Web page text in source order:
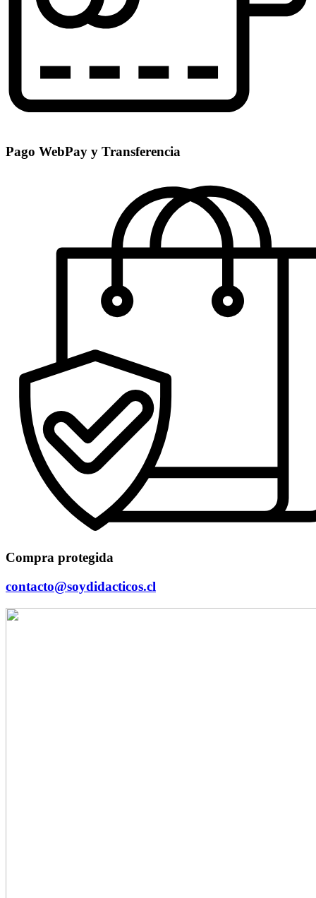
Pago WebPay y Transferencia
Compra protegida
contacto@soydidacticos.cl